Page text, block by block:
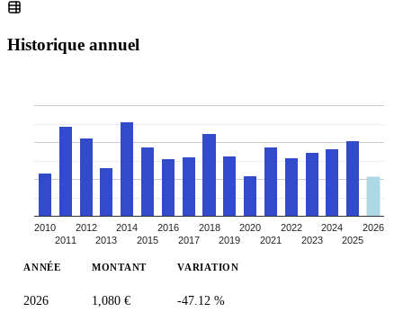
Historique annuel
2010
2011
2012
2013
2014
2015
2016
2017
2018
2019
2020
2021
2022
2023
2024
2025
2026
ANNÉE MONTANT VARIATION
2026 1,080 € -47.12 %